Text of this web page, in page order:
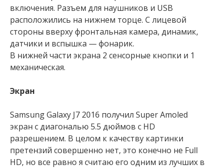
включения. Разъем для наушников и USB
расположились на нижнем торце. С лицевой
стороны вверху фронтальная камера, динамик,
датчики и вспышка — фонарик.
В нижней части экрана 2 сенсорные кнопки и 1
механическая.
Экран
Samsung Galaxy J7 2016 получил Super Amoled
экран с диагональю 5.5 дюймов с HD
разрешением. В целом к качеству картинки
претензий совершенно нет, это конечно не Full
HD, но все равно я считаю его одним из лучших в